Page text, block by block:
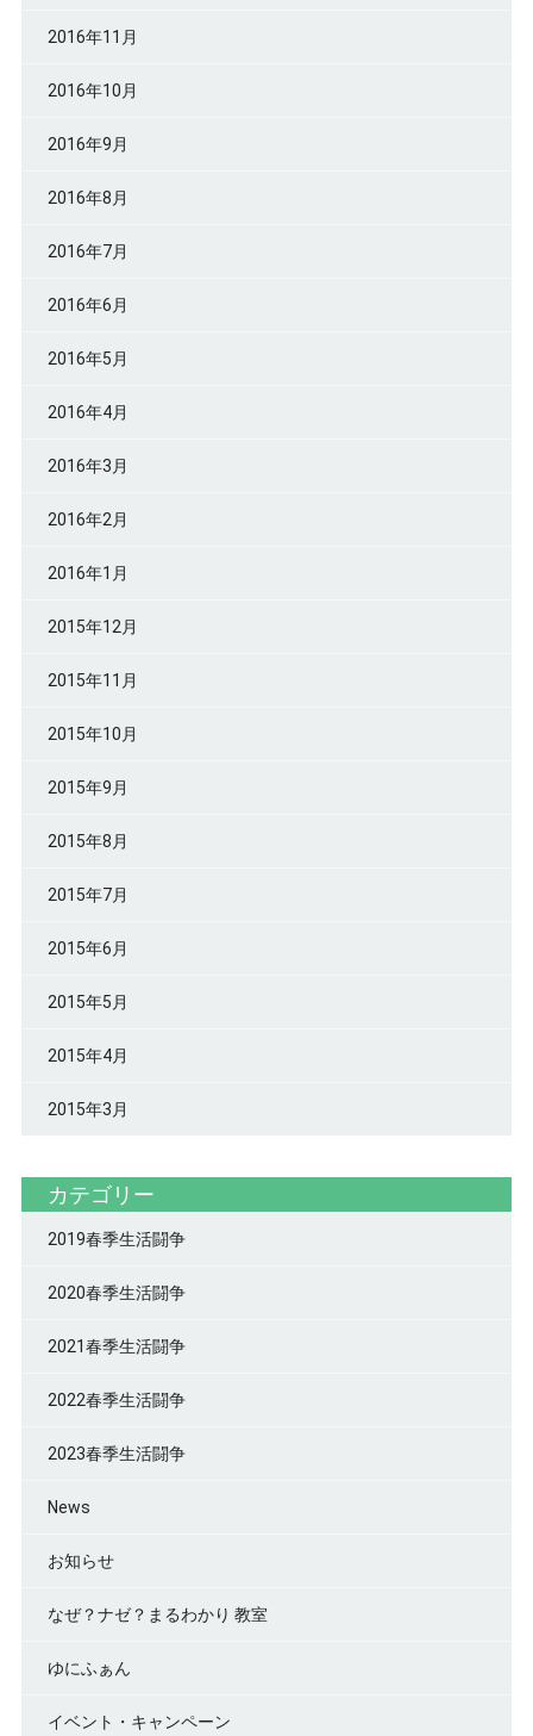
2016年11月
2016年10月
2016年9月
2016年8月
2016年7月
2016年6月
2016年5月
2016年4月
2016年3月
2016年2月
2016年1月
2015年12月
2015年11月
2015年10月
2015年9月
2015年8月
2015年7月
2015年6月
2015年5月
2015年4月
2015年3月
カテゴリー
2019春季生活闘争
2020春季生活闘争
2021春季生活闘争
2022春季生活闘争
2023春季生活闘争
News
お知らせ
なぜ？ナゼ？まるわかり 教室
ゆにふぁん
イベント・キャンペーン